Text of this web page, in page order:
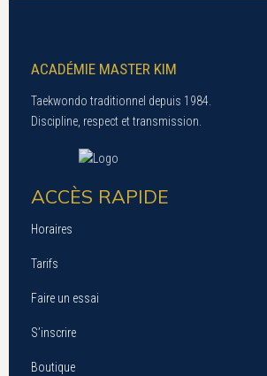
ACADÉMIE MASTER KIM
Taekwondo traditionnel depuis 1984.
Discipline, respect et transmission.
ACCÈS RAPIDE
Horaires
Tarifs
Faire un essai
S’inscrire
Boutique